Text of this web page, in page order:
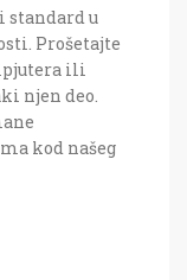
standard u
Prošetajte
ili
njen deo.
kod našeg